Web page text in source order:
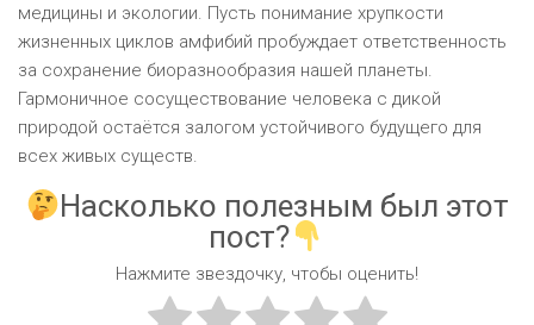
медицины и экологии. Пусть понимание хрупкости
жизненных циклов амфибий пробуждает ответственность
за сохранение биоразнообразия нашей планеты.
Гармоничное сосуществование человека с дикой
природой остаётся залогом устойчивого будущего для
всех живых существ.
Насколько полезным был этот
пост?
Нажмите звездочку, чтобы оценить!